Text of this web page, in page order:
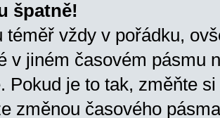
špatně!
téměř vždy v pořádku,
v jiném časovém pásmu
Pokud je to tak, změňte
změnou časového